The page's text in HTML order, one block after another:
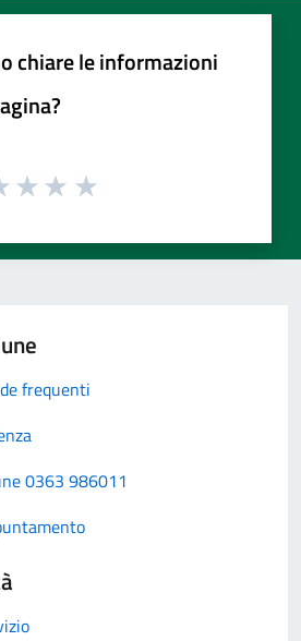
chiare le informazioni
frequenti
0363 986011